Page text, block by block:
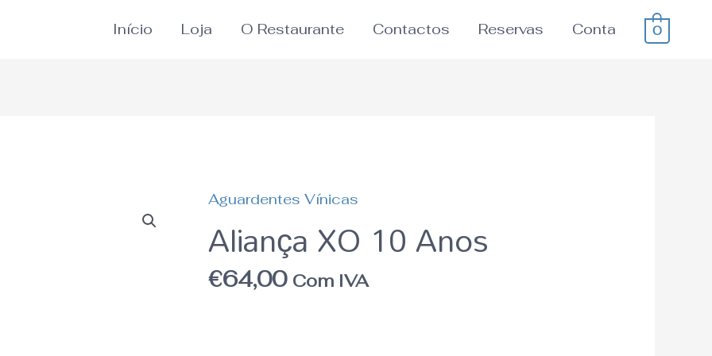
Início Loja O Restaurante Contactos Reservas Conta 0
Aguardentes Vínicas
Aliança XO 10 Anos
€64,00 Com IVA
Quantidade
de
Aliança
XO